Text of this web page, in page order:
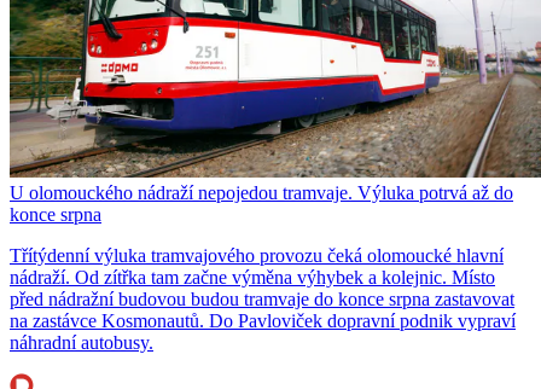
U olomouckého nádraží nepojedou tramvaje. Výluka potrvá až do
konce srpna
Třítýdenní výluka tramvajového provozu čeká olomoucké hlavní
nádraží. Od zítřka tam začne výměna výhybek a kolejnic. Místo
před nádražní budovou budou tramvaje do konce srpna zastavovat
na zastávce Kosmonautů. Do Pavloviček dopravní podnik vypraví
náhradní autobusy.